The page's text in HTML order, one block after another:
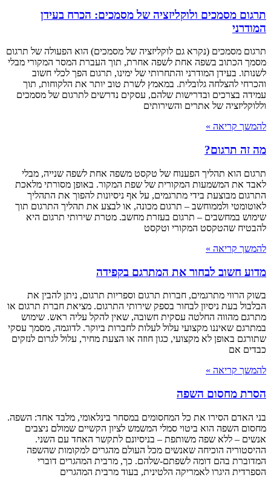
תרגום מסמכים ולוקליזציה של מסמכים: הכרח בעידן
המודרני
תרגום מסמכים (נקרא גם לוקליזציה של מסמכים) הוא הפעולה של תרגום
מסמך הכתוב בשפה אחת לשפה אחרת, תוך העברת המסר המקורי מבלי
לשנותו. בעידן המודרני והתחרותי של ימינו, תרגום הפך לכלי חשוב
והכרחי להצלחה גלובלית. במאמץ לשרת טוב יותר את הלקוחות, תוך
עמידה בצרכים ובדרישות שלהם, עסקים נדרשים לתרגום של מסמכים
וללוקליזציה של אתרים והשירותים
להמשך קריאה »
מה זה תרגום?
תרגום הוא תהליך הפענוח של טקסט משפה אחת לשפה שנייה, מבלי
לאבד את המשמעות המקורית של שפת המקור. באופן מסורתי מלאכת
התרגום מבוצעת בידי מתרגמים, על אף ניסיונות להפוך את התהליך
לאוטומטי ולממוחשב – תרגום מכונה, או לבצע את תהליך התרגום תוך
שימוש במחשבים – תרגום בעזרת מחשב. מטרת שירותי תרגום היא
להבטיח שהטקסט המקורי וטקסט
להמשך קריאה »
מדוע חשוב לבחור את המתרגם בקפידה
בשוק הרווי מתרגמים, חברות תרגום וספריות תרגום, ניתן להבין את
הבלבול בעת ניסיון לבחור בספק שירותי התרגום. מציאת חברת תרגום או
מתרגם מהווה החלטה עסקית חשובה, שאין להקל עליה ראש. שימוש
במתרגם שאיננו מקצועי עלול לעלות לחברות ביוקר. לדוגמה, מסמך עסקי
שתורגם באופן לא מקצועי, כגון חוזה או הצעת מחיר, עלול לגרום לנזקים
כבדים אם
להמשך קריאה »
הסרת מחסום השפה
בני האדם הסירו את כל המחסומים במסחר בינלאומי, מלבד אחד: השפה.
מחסום השפה הוא ביטוי סמלי המשמש לציון הקשיים שמולם ניצבים
אנשים – ללא שפה משותפת – בניסיונם לתקשר האחד עם השני.
ההיסטוריה הוכיחה שאנשים מכל העולם מהגרים למקומות שהשפה
המדוברת בהם דומה לשפתם-שלהם. כך, מרבית המהגרים דוברי
הספרדית היגרו לאמריקה הלטינית, בעוד מרבית המהגרים